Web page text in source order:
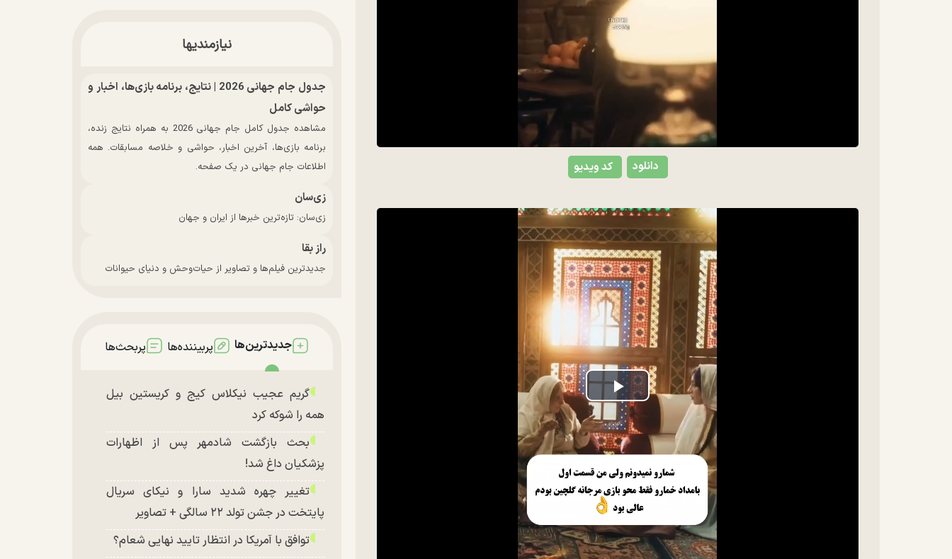
Video
کد ویدیو دانلود
Play
Video
نیازمندیها
جدول جام جهانی 2026 | نتایج، برنامه بازی‌ها، اخبار و
حواشی کامل
مشاهده جدول کامل جام جهانی 2026 به همراه نتایج زنده،
برنامه بازی‌ها، آخرین اخبار، حواشی و خلاصه مسابقات. همه
اطلاعات جام جهانی در یک صفحه.
زی‌سان
زی‌سان: تازه‌ترین خبرها از ایران و جهان
راز بقا
جدیدترین فیلم‌ها و تصاویر از حیات‌وحش و دنیای حیوانات
جدیدترین‌ها پربیننده‌ها پربحث‌ها
گریم عجیب نیکلاس کیج و کریستین بیل
همه را شوکه کرد
بحث بازگشت شادمهر پس از اظهارات
پزشکیان داغ شد!
تغییر چهره شدید سارا و نیکای سریال
پایتخت در جشن تولد ۲۲ سالگی + تصاویر
توافق با آمریکا در انتظار تایید نهایی شعام؟